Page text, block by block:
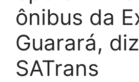
ônibus da
Guarará, diz
SATrans